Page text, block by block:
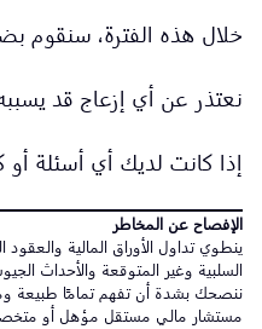
خلال هذه الفترة، سنقوم
نعتذر عن أي إزعاج قد
إذا كانت لديك أي أسئلة
الإفصاح عن المخاطر
السلبية وغير المتوقعة والأحداث
ننصحك بشدة أن تفهم تمامًا طبيعة
مستشار مالي مستقل مؤهل أو متخصص